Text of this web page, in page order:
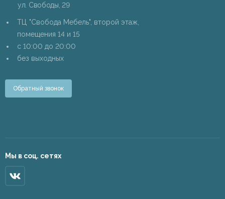
ул. Свободы, 29
ТЦ "Свобода Мебель", второй этаж,
помещения 14 и 15
c 10:00 до 20:00
без выходных
Обратный звонок
Мы в соц. сетях